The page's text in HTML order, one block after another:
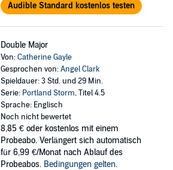
Audible Standard kostenlos testen
Double Major
Von:Catherine Gayle
Gesprochen von:Angel Clark
Spieldauer: 3 Std. und 29 Min.
Serie: Portland Storm, Titel 4.5
Sprache: Englisch
Noch nicht bewertet
8,85 € oder kostenlos mit einem
Probeabo. Verlängert sich automatisch
für 6,99 €/Monat nach Ablauf des
Probeabos. Bedingungen gelten.